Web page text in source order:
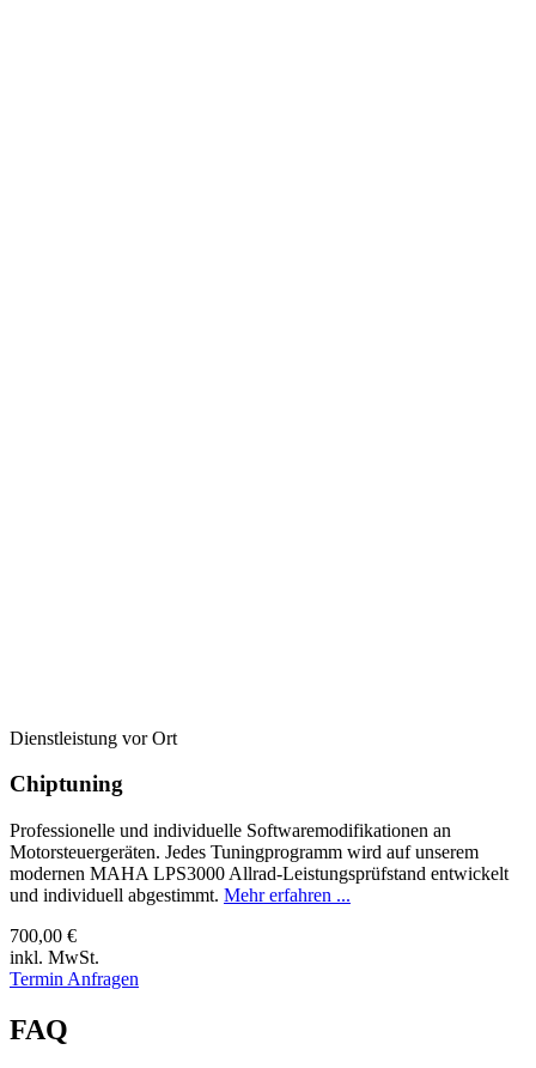
Dienstleistung vor Ort
Chiptuning
Professionelle und individuelle Softwaremodifikationen an
Motorsteuergeräten. Jedes Tuningprogramm wird auf unserem
modernen MAHA LPS3000 Allrad-Leistungsprüfstand entwickelt
und individuell abgestimmt. Mehr erfahren ...
700,00 €
inkl. MwSt.
Termin Anfragen
FAQ